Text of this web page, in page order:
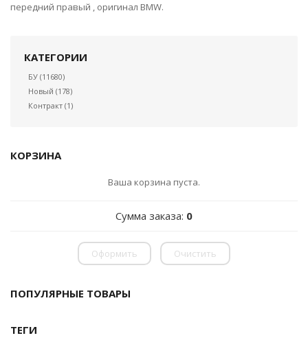
передний правый , оригинал BMW.
КАТЕГОРИИ
БУ (11680)
Новый (178)
Контракт (1)
КОРЗИНА
Ваша корзина пуста.
Сумма заказа: 0
Оформить Очистить
ПОПУЛЯРНЫЕ ТОВАРЫ
ТЕГИ